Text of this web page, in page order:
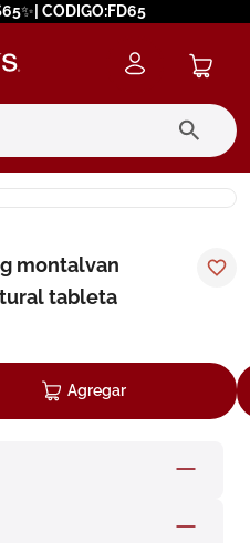
CODIGO:FD65
montalvan
tableta
Agregar